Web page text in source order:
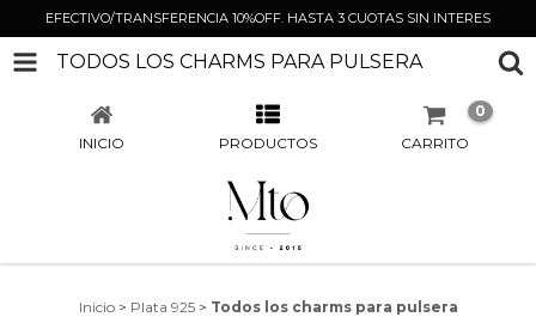
EFECTIVO/TRANSFERENCIA 10%OFF. HASTA 3 CUOTAS SIN INTERES
TODOS LOS CHARMS PARA PULSERA
INICIO PRODUCTOS CARRITO
0
Inicio > Plata 925 > Todos los charms para pulsera